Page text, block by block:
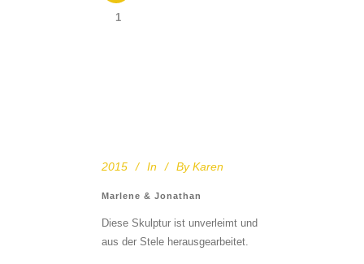
1
2015 In By Karen
Marlene & Jonathan
Diese Skulptur ist unverleimt und
aus der Stele herausgearbeitet.